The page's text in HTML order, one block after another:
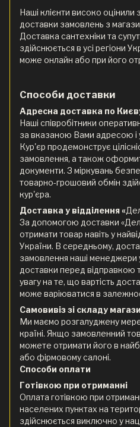
Наші клієнти високо оцінили
доставки замовлень з
Доставка сантехніки та
здійснюється в усі регіони
може онлайн або при його
Способи доставки
Адресна доставка по
Наші співробітники
за вказаною Вами адресою і
Кур'єр продемонструє
замовлення, а також
документи. З міркувань
товарно-грошовий обмін
кур'єра.
Доставка у відділення «
За допомогою доставки
отримати товар навіть у
України. В середньому,
замовлення наші менеджери
доставки перед відправкою
увагу на те, що вартість
може варіюватися в
Самовивіз зі складу
Ми маємо розгалуджену
країні. Якщо замовленний
можете отримати його в
або фірмовому салоні.
Способи оплати
Готівкою при отриманні
Оплата готівкою при
населених пунктах на
здійснюється виключно у